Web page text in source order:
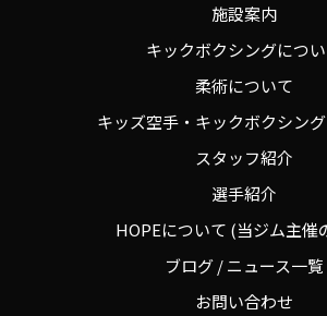
施設案内
キックボクシングにつ
柔術について
キッズ空手・キックボクシン
スタッフ紹介
選手紹介
HOPEについて (当ジム主催
ブログ / ニュース一覧
お問い合わせ